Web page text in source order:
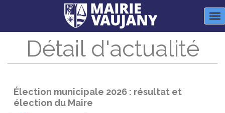
Détail d'actualité
Élection municipale 2026 : résultat et
élection du Maire
Panneau de gestion des cookies